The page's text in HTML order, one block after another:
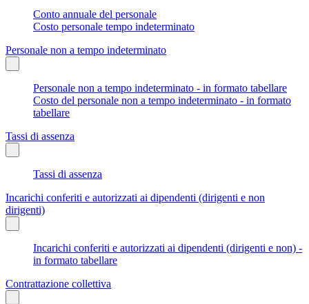
Conto annuale del personale
Costo personale tempo indeterminato
Personale non a tempo indeterminato
Personale non a tempo indeterminato - in formato tabellare
Costo del personale non a tempo indeterminato - in formato
tabellare
Tassi di assenza
Tassi di assenza
Incarichi conferiti e autorizzati ai dipendenti (dirigenti e non
dirigenti)
Incarichi conferiti e autorizzati ai dipendenti (dirigenti e non) -
in formato tabellare
Contrattazione collettiva